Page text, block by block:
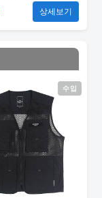
상세보기
수입